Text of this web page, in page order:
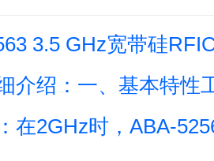
3.5 GHz宽带硅
介绍：一、基本特性
在2GHz时，ABA-